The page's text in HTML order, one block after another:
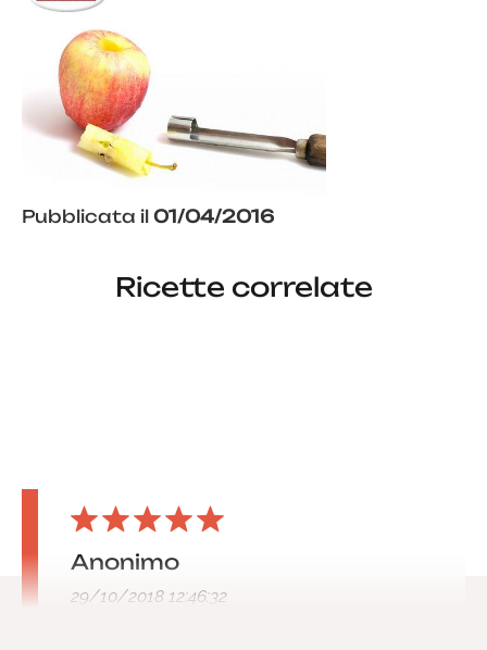
Pubblicata il 01/04/2016
Ricette correlate
Anonimo
29/10/2018 12:46:32